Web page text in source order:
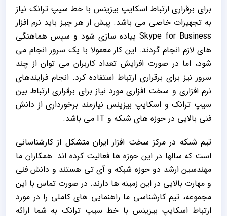
برای برقراری ارتباط اسکایپ بیزینس با خط سیپ ترانک نیاز
به تجهیزات خاصی می باشد. پیش از هر چیز باید نرم افزار
Skype for Business پیاده سازی شود و سپس هماهنگی
های لازم انجام گردند. این کار معمولا با یک سرور انجام می
شود، اما در صورت افزایش تعداد کاربران می توان از چند
سرور نیز برای برقراری ارتباط استفاده کرد. انجام فرایندهای
نرم افزاری و سخت افزاری مورد نیاز برای برقراری ارتباط بین
سیپ ترانک و اسکایپ بیزینس نیازمند برخورداری از دانش
فنی بالایی در حوزه های شبکه و IT می باشد.
تیم شبکه در مرکز سخت افزار ایران متشکل از کارشناسانی
است که سالها در این حوزه ها فعالیت کرده اند. همکاران ما
مهندسین ارشد دو حوزه شبکه و آی تی هستند و دانش فنی
و مهارت بالایی در این زمینه ها دارند. در صورت تماس با این
مجموعه، تیم کارشناسی ما راهنمایی های کاملی را در مورد
ارتباط اسکایپ بیزینس با خط سیپ ترانک به شما ارائه